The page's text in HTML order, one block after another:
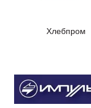
Хлебпром